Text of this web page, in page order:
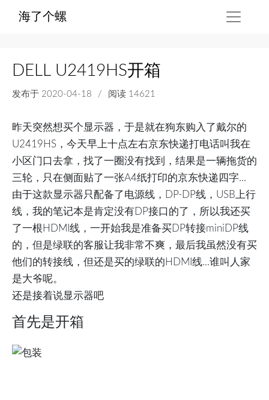
海了个螺
DELL U2419HS开箱
发布于 2020-04-18 / 阅读 14621
昨天突然想买个显示器，于是就在狗东购入了戴尔的
U2419HS，今天早上十点左右京东快递打电话叫我在
小区门口去拿，找了一圈没有找到，结果是一辆拖货的
三轮，只在侧面贴了一张A4纸打印的京东快递四字...
由于这款显示器只配备了电源线，DP-DP线，USB上行
线，我的笔记本是肯定没有DP接口的了，所以我还买
了一根HDMI线，一开始我是准备买DP转接miniDP线
的，但是绿联的客服让我非常不爽，最后我虽然没有买
他们的转接线，但还是买的绿联的HDMI线...谁叫人家
是大爷呢。
还是接着说显示器吧
首先是开箱